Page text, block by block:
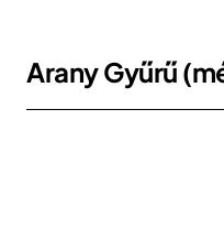
Arany Gyűrű